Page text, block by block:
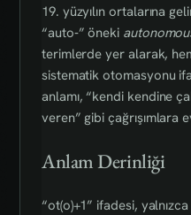
19. yüzyılın ortalarına
“auto‑” öneki
terimlerde yer alarak,
sistematik otomasyonu
anlamı, “kendi kendine
veren” gibi çağrışımlara
Anlam Derinliği
“ot(o)+1” ifadesi,